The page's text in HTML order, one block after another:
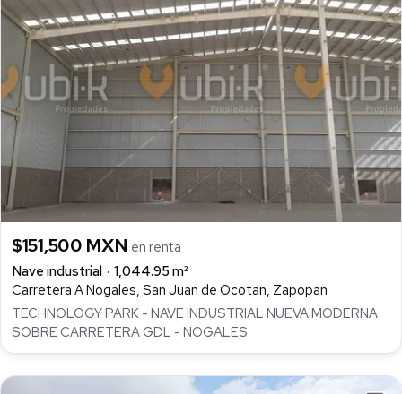
$151,500 MXN en renta
Nave industrial
1,044.95 m²
Carretera A Nogales, San Juan de Ocotan, Zapopan
TECHNOLOGY PARK - NAVE INDUSTRIAL NUEVA MODERNA
SOBRE CARRETERA GDL - NOGALES